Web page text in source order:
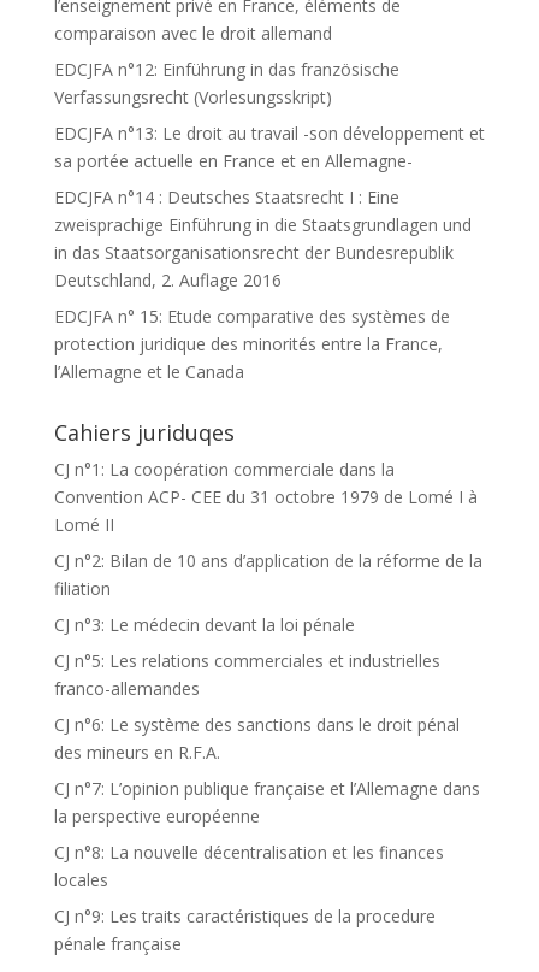
l’enseignement privé en France, éléments de
comparaison avec le droit allemand
EDCJFA n°12: Einführung in das französische
Verfassungsrecht (Vorlesungsskript)
EDCJFA n°13: Le droit au travail -son développement et
sa portée actuelle en France et en Allemagne-
EDCJFA n°14 : Deutsches Staatsrecht I : Eine
zweisprachige Einführung in die Staatsgrundlagen und
in das Staatsorganisationsrecht der Bundesrepublik
Deutschland, 2. Auflage 2016
EDCJFA n° 15: Etude comparative des systèmes de
protection juridique des minorités entre la France,
l’Allemagne et le Canada
Cahiers juriduqes
CJ n°1: La coopération commerciale dans la
Convention ACP- CEE du 31 octobre 1979 de Lomé I à
Lomé II
CJ n°2: Bilan de 10 ans d’application de la réforme de la
filiation
CJ n°3: Le médecin devant la loi pénale
CJ n°5: Les relations commerciales et industrielles
franco-allemandes
CJ n°6: Le système des sanctions dans le droit pénal
des mineurs en R.F.A.
CJ n°7: L’opinion publique française et l’Allemagne dans
la perspective européenne
CJ n°8: La nouvelle décentralisation et les finances
locales
CJ n°9: Les traits caractéristiques de la procedure
pénale française